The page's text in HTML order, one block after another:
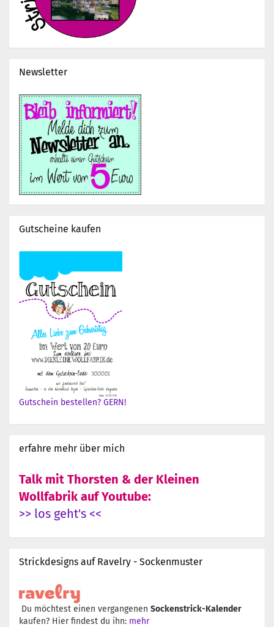
Newsletter
Gutscheine kaufen
Gutschein bestellen? GERN!
erfahre mehr über mich
Talk mit Thorsten & der Kleinen
Wollfabrik auf Youtube:
>> los geht's <<
Strickdesigns auf Ravelry - Sockenmuster
Du möchtest einen vergangenen Sockenstrick-Kalender
kaufen? Hier findest du ihn: mehr